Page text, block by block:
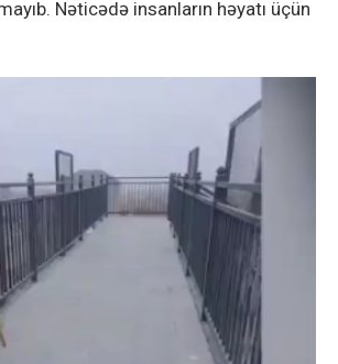
Nəticədə insanların həyatı üçün